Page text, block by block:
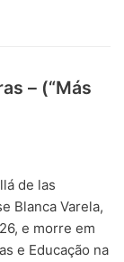
– (“Más
de las
Blanca Varela,
e morre em
e Educação na